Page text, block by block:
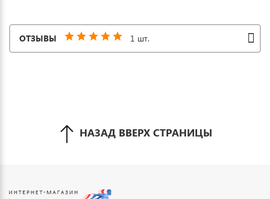
ОТЗЫВЫ 1 шт.
НАЗАД ВВЕРХ СТРАНИЦЫ